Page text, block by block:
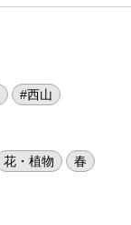
#西山
花・植物
春